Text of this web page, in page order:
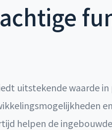
uitstekende waarde
helpen de